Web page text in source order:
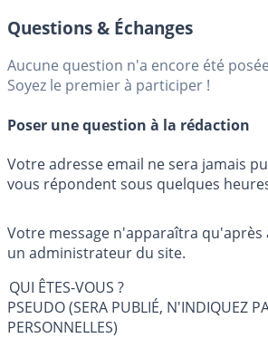
Questions & Échanges
Aucune question n'a encore été
Soyez le premier à participer !
Poser une question à la rédaction
Votre adresse email ne sera jamais
vous répondent sous quelques
Votre message n'apparaîtra qu'après
un administrateur du site.
QUI ÊTES-VOUS ?
PSEUDO (SERA PUBLIÉ, N'INDIQUEZ
PERSONNELLES)